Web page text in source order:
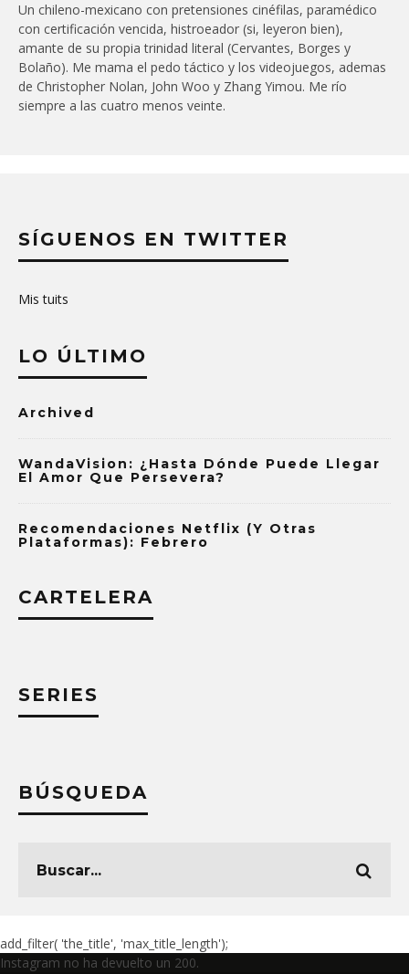
Un chileno-mexicano con pretensiones cinéfilas, paramédico
con certificación vencida, histroeador (si, leyeron bien),
amante de su propia trinidad literal (Cervantes, Borges y
Bolaño). Me mama el pedo táctico y los videojuegos, ademas
de Christopher Nolan, John Woo y Zhang Yimou. Me río
siempre a las cuatro menos veinte.
SÍGUENOS EN TWITTER
Mis tuits
LO ÚLTIMO
Archived
WandaVision: ¿Hasta Dónde Puede Llegar
El Amor Que Persevera?
Recomendaciones Netflix (y Otras
Plataformas): Febrero
CARTELERA
SERIES
BÚSQUEDA
add_filter( 'the_title', 'max_title_length');
Instagram no ha devuelto un 200.